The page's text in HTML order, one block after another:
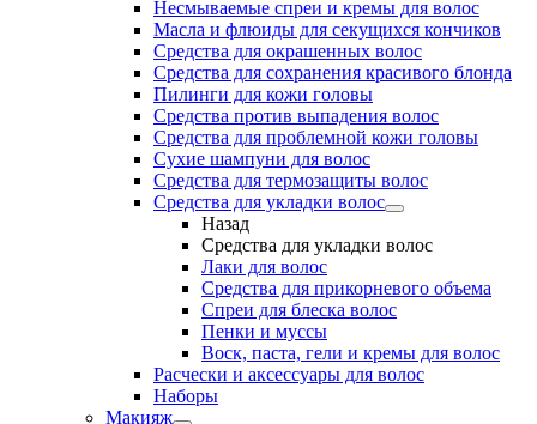
Несмываемые спреи и кремы для волос
Масла и флюиды для секущихся кончиков
Средства для окрашенных волос
Средства для сохранения красивого блонда
Пилинги для кожи головы
Средства против выпадения волос
Средства для проблемной кожи головы
Сухие шампуни для волос
Средства для термозащиты волос
Средства для укладки волос
Назад
Средства для укладки волос
Лаки для волос
Средства для прикорневого объема
Спреи для блеска волос
Пенки и муссы
Воск, паста, гели и кремы для волос
Расчески и аксессуары для волос
Наборы
Макияж